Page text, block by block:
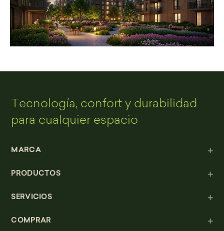
Tecnología, confort y durabilidad
para cualquier espacio
MARCA
PRODUCTOS
SERVICIOS
COMPRAR